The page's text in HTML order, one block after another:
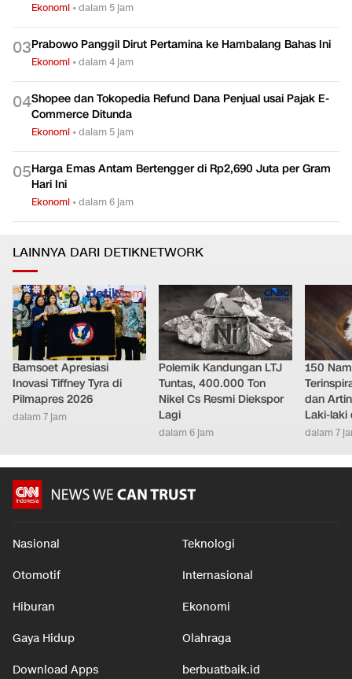
Ekonomi •dalam 5 jam
03Prabowo Panggil Dirut Pertamina ke Hambalang Bahas Ini
Ekonomi •dalam 4 jam
04Shopee dan Tokopedia Refund Dana Penjual usai Pajak E-
Commerce Ditunda
Ekonomi •dalam 5 jam
05Harga Emas Antam Bertengger di Rp2,690 Juta per Gram
Hari Ini
Ekonomi •dalam 6 jam
LAINNYA DARI DETIKNETWORK
Bamsoet Apresiasi
Inovasi Tiffney Tyra di
Pilmapres 2026
dalam 7 jam
Polemik Kandungan LTJ
Tuntas, 400.000 Ton
Nikel Cs Resmi Diekspor
Lagi
dalam 6 jam
150
dan
Laki-laki
dalam 7
Nasional Teknologi
Otomotif Internasional
Hiburan Ekonomi
Gaya Hidup Olahraga
Download Apps berbuatbaik.id